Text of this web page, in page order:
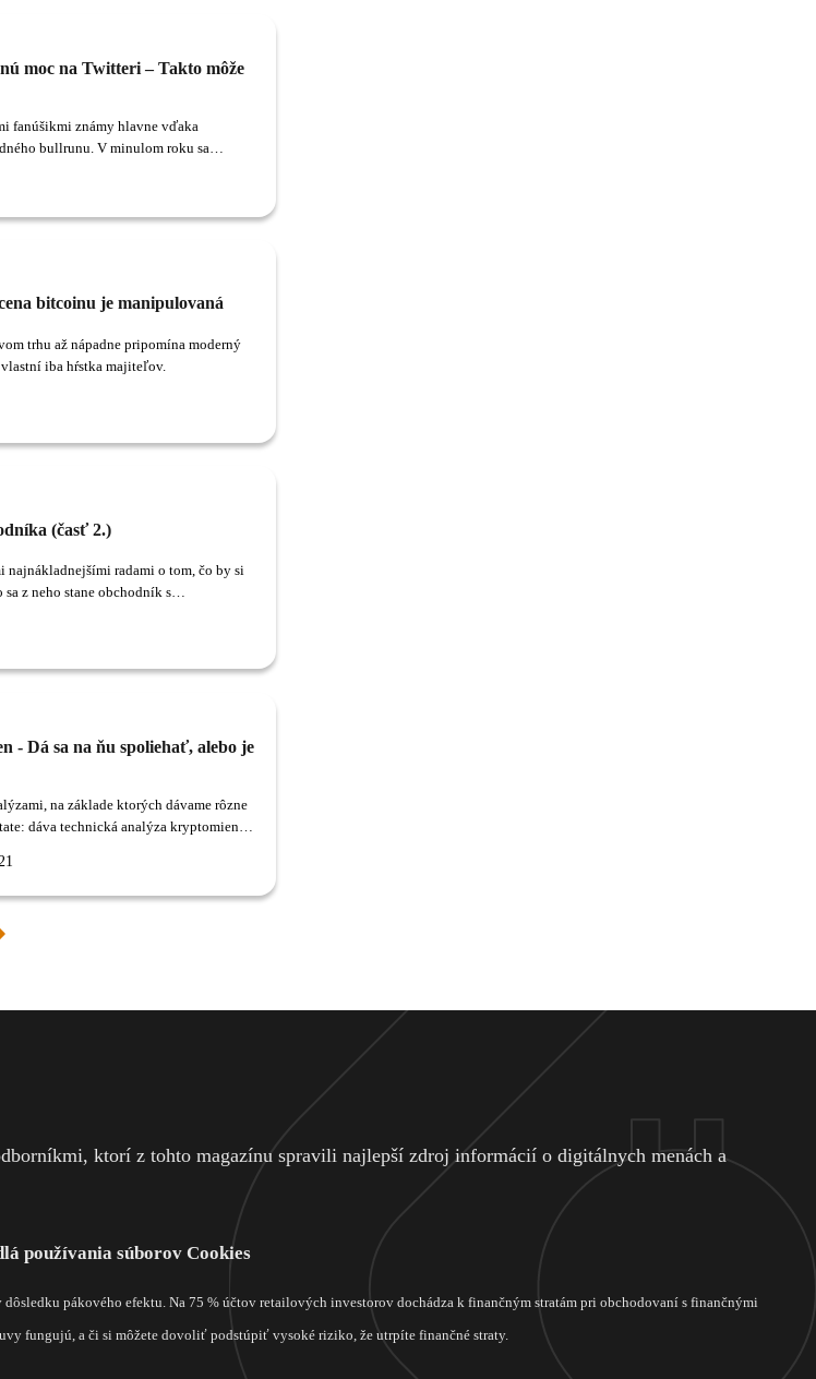
moc na Twitteri – Takto môže
fanúšikmi známy hlavne vďaka
bullrunu. V minulom roku sa
siete Twitter.
bitcoinu je manipulovaná
trhu až nápadne pripomína moderný
iba hŕstka majiteľov.
(časť 2.)
najnákladnejšími radami o tom, čo by si
z neho stane obchodník s
- Dá sa na ňu spoliehať, alebo je
na základe ktorých dávame rôzne
dáva technická analýza kryptomien
blbosť, veď trh predsa aj tak nemožno
ktorí z tohto magazínu spravili najlepší zdroj informácií o digitálnych menách a
používania súborov Cookies
pákového efektu. Na 75 % účtov retailových investorov dochádza k finančným stratám pri obchodovaní s finančnými
fungujú, a či si môžete dovoliť podstúpiť vysoké riziko, že utrpíte finančné straty.